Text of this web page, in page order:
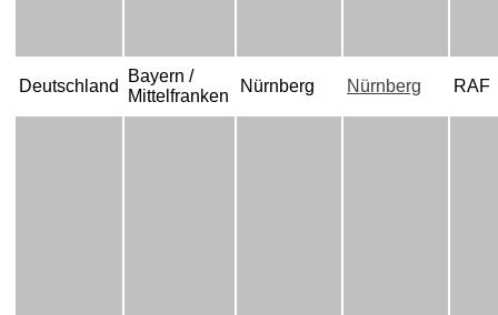
Deutschland
Bayern /
Mittelfranken
Nürnberg Nürnberg RAF